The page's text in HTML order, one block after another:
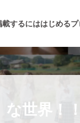
するにははじめる
プロジェクト 募
な世界！